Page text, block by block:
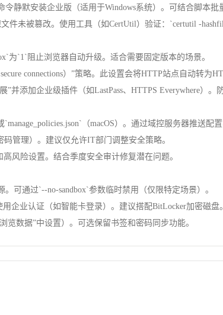
令静默安装企业版（适用于Windows系统）。可结合脚本批
未被篡改。使用工具（如CertUtil）验证：`certutil -hashfile
为`1`阻止浏览器自动升级。适合需要固定版本的场景。
connections）”策略。此设置会将HTTP站点自动转为
添加企业级插件（如LastPass、HTTPS Everywhere）。
（macOS）。通过域控服务器推送配置
管理）。建议仅允许IT部门调整安全策略。
风险设置。结合季度安全审计修复潜在问题。
可通过`--no-sandbox`参数临时禁用（仅限特定场景）。
企业认证（如智能卡登录）。建议搭配BitLocker加密磁盘。
数据”中设置）。可选保留书签和密码同步功能。